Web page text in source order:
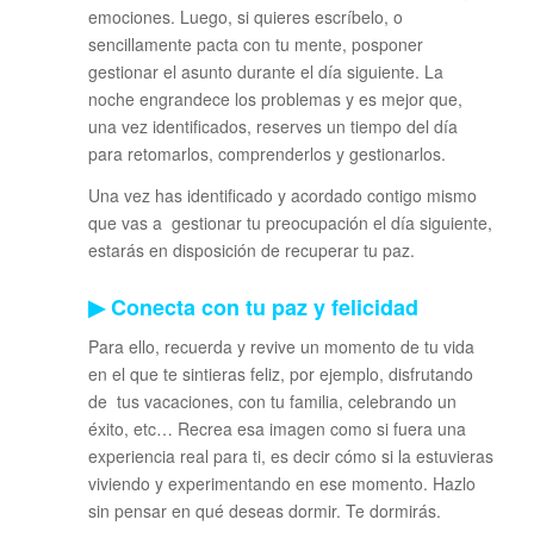
emociones. Luego, si quieres escríbelo, o
sencillamente pacta con tu mente, posponer
gestionar el asunto durante el día siguiente. La
noche engrandece los problemas y es mejor que,
una vez identificados, reserves un tiempo del día
para retomarlos, comprenderlos y gestionarlos.
Una vez has identificado y acordado contigo mismo
que vas a gestionar tu preocupación el día siguiente,
estarás en disposición de recuperar tu paz.
▶ Conecta con tu paz y felicidad
Para ello, recuerda y revive un momento de tu vida
en el que te sintieras feliz, por ejemplo, disfrutando
de tus vacaciones, con tu familia, celebrando un
éxito, etc… Recrea esa imagen como si fuera una
experiencia real para ti, es decir cómo si la estuvieras
viviendo y experimentando en ese momento. Hazlo
sin pensar en qué deseas dormir. Te dormirás.